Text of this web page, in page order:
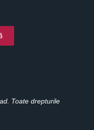
Toate drepturile